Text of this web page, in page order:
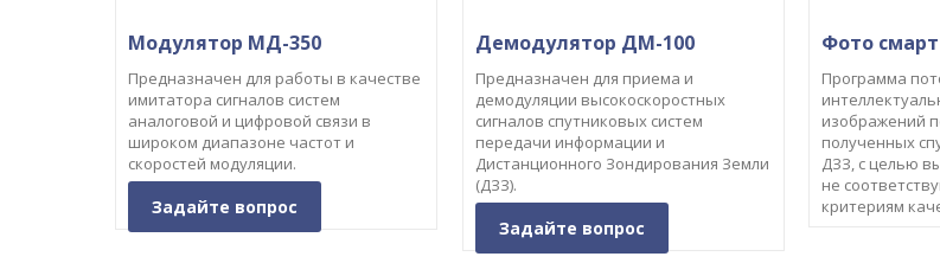
Модулятор МД-350
Предназначен для работы в качестве
имитатора сигналов систем
аналоговой и цифровой связи в
широком диапазоне частот и
скоростей модуляции.
Задайте вопрос
Демодулятор ДМ-100
Предназначен для приема и
демодуляции высокоскоростных
сигналов спутниковых систем
передачи информации и
Дистанционного Зондирования Земли
(ДЗЗ).
Задайте вопрос
Фото
Программа
изображений
полученных
ДЗЗ, с целью
не
критериям